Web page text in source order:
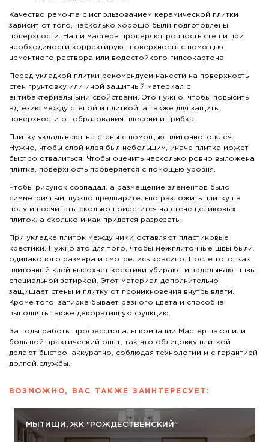
Качество ремонта с использованием керамической плитки
зависит от того, насколько хорошо были подготовлены
поверхности. Наши мастера проверяют ровность стен и при
необходимости корректируют поверхность с помощью
цементного раствора или водостойкого гипсокартона.
Перед укладкой плитки рекомендуем нанести на поверхность
стен грунтовку или иной защитный материал с
антибактериальными свойствами. Это нужно, чтобы повысить
адгезию между стеной и плиткой, а также для защиты
поверхности от образования плесени и грибка.
Плитку укладывают на стены с помощью плиточного клея.
Нужно, чтобы слой клея был небольшим, иначе плитка может
быстро отвалиться. Чтобы оценить насколько ровно выложена
плитка, поверхность проверяется с помощью уровня.
Чтобы рисунок совпадал, а размещение элементов было
симметричным, нужно предварительно разложить плитку на
полу и посчитать, сколько поместится на стене целиковых
плиток, а сколько и как придется разрезать.
При укладке плиток между ними оставляют пластиковые
крестики. Нужно это для того, чтобы межплиточные швы были
одинакового размера и смотрелись красиво. После того, как
плиточный клей высохнет крестики убирают и заделывают швы
специальной затиркой. Этот материал дополнительно
защищает стены и плитку от проникновения внутрь влаги.
Кроме того, затирка бывает разного цвета и способна
выполнять также декоративную функцию.
За годы работы профессионалы компании Мастер накопили
большой практический опыт, так что облицовку плиткой
делают быстро, аккуратно, соблюдая технологии и с гарантией
долгой службы.
ВОЗМОЖНО, ВАС ТАКЖЕ ЗАИНТЕРЕСУЕТ:
МЫТИЩИ, ЖК "РОЖДЕСТВЕНСКИЙ"
Современный стиль – емкое понятие, которое
включает в себя сочетание наиболее актуальных
направлений дизайна, материалов и цветов, элементов
стиль видоизменяется, подстраиваясь под особенности
и веяния текущего периода.
Облицовка стен плиткой – способ, который
традиционно используется в ремонте санузла и кухни